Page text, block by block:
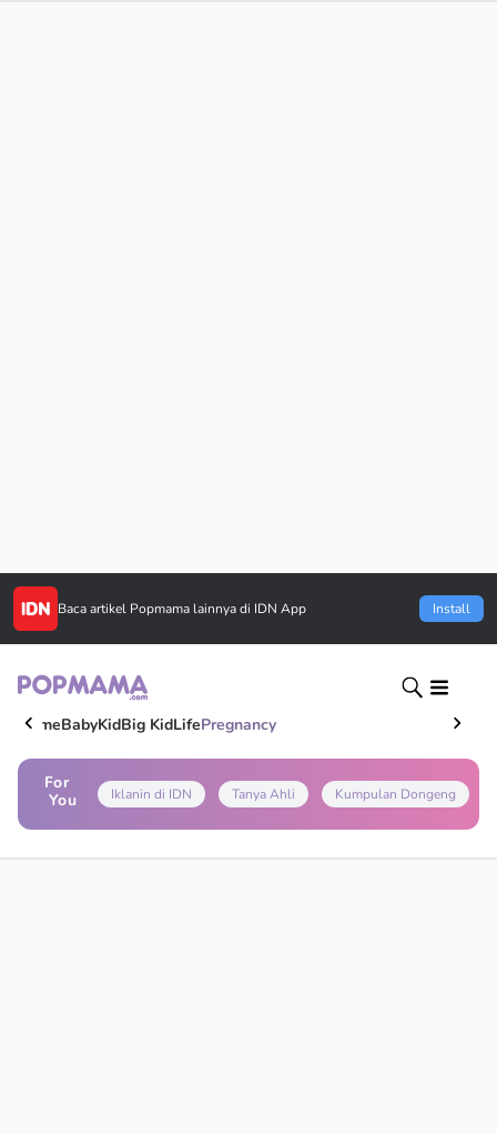
Baca artikel Popmama lainnya di IDN App Install
HomeBabyKidBig KidLifePregnancy
For
You
Iklanin di IDN Tanya Ahli Kumpulan Dongeng